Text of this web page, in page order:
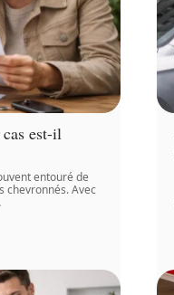
cas est-il
entouré de
chevronnés. Avec